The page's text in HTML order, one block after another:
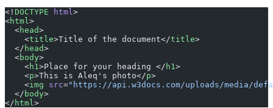
<! DOCTYPE html >
<html >
  <
head>
    <
title>Title of the document</title>
  </
head>
  <
body>
    <
h1 >Place for your heading </ h1 >
    <
p>This is Aleq's photo</p>
    <
img src="https://api.w3docs.com/uploads/media/
  </
body>
</ html >